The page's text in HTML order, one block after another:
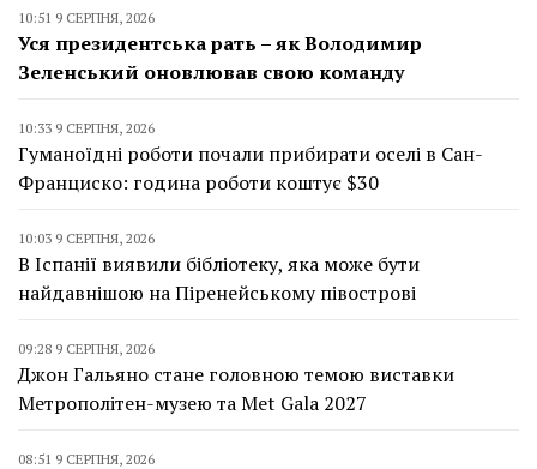
10:51 9 СЕРПНЯ, 2026
Уся президентська рать – як Володимир
Зеленський оновлював свою команду
10:33 9 СЕРПНЯ, 2026
Гуманоїдні роботи почали прибирати оселі в Сан-
Франциско: година роботи коштує $30
10:03 9 СЕРПНЯ, 2026
В Іспанії виявили бібліотеку, яка може бути
найдавнішою на Піренейському півострові
09:28 9 СЕРПНЯ, 2026
Джон Гальяно стане головною темою виставки
Метрополітен-музею та Met Gala 2027
08:51 9 СЕРПНЯ, 2026